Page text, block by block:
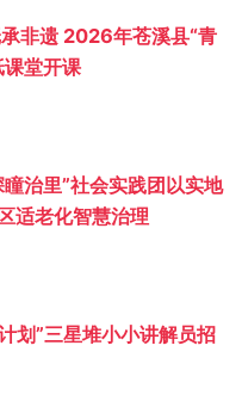
非遗 2026年苍溪县“青
课堂开课
治里”社会实践团以实地
适老化智慧治理
划”三星堆小小讲解员招